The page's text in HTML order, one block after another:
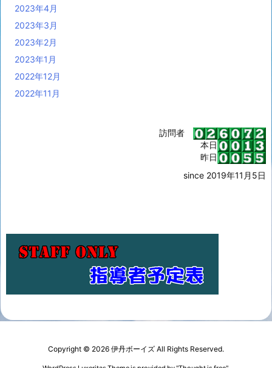
2023年4月
2023年3月
2023年2月
2023年1月
2022年12月
2022年11月
訪問者
本日
昨日
since 2019年11月5日
Copyright © 2026 伊丹ボーイズ All Rights Reserved.